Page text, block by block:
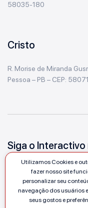
58035-180
Cristo
R. Morise de Miranda
Pessoa – PB – CEP:
Siga o Interactivo
Utilizamos Cookies e
fazer nosso site
personalizar seu
navegação dos usuários
seus gostos e